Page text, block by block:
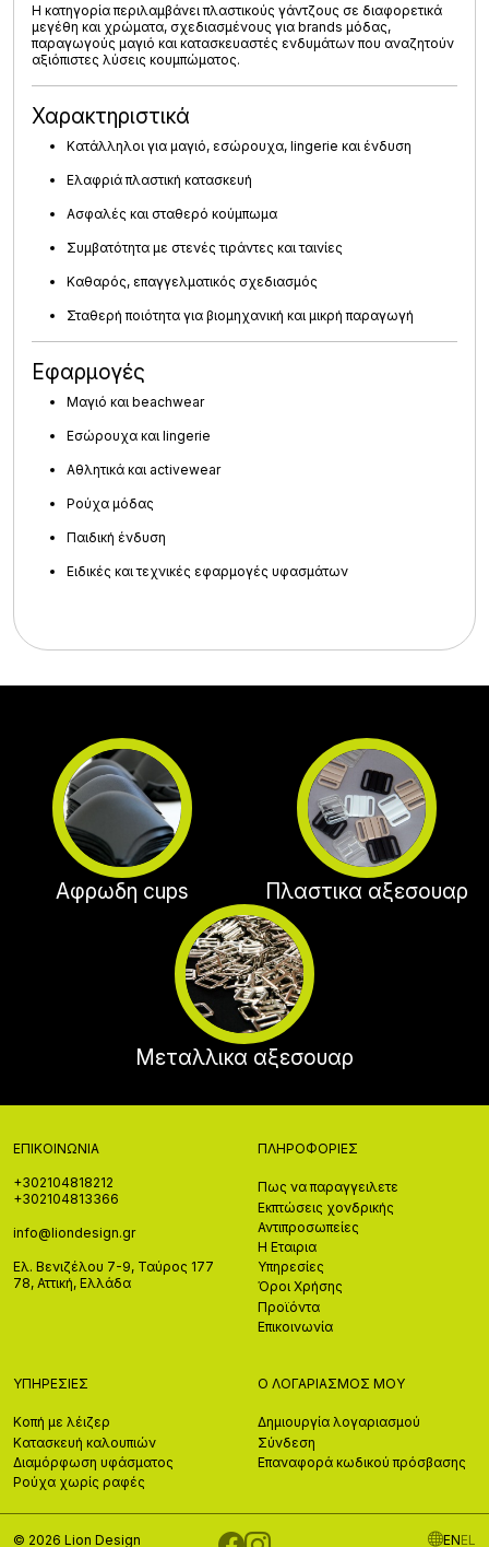
Η κατηγορία περιλαμβάνει πλαστικούς γάντζους σε διαφορετικά
μεγέθη και χρώματα, σχεδιασμένους για brands μόδας,
παραγωγούς μαγιό και κατασκευαστές ενδυμάτωνπου αναζητούν
αξιόπιστες λύσεις κουμπώματος.
Χαρακτηριστικά
Κατάλληλοι για μαγιό, εσώρουχα, lingerie και ένδυση
Ελαφριά πλαστική κατασκευή
Ασφαλές και σταθερό κούμπωμα
Συμβατότητα με στενές τιράντες και ταινίες
Καθαρός, επαγγελματικός σχεδιασμός
Σταθερή ποιότητα για βιομηχανική και μικρή παραγωγή
Εφαρμογές
Μαγιό και beachwear
Εσώρουχα και lingerie
Αθλητικά και activewear
Ρούχα μόδας
Παιδική ένδυση
Ειδικές και τεχνικές εφαρμογές υφασμάτων
Αφρωδη cups Πλαστικα αξεσουαρ
Μεταλλικα αξεσουαρ
ΕΠΙΚΟΙΝΩΝΊΑ
+302104818212
+302104813366
info@liondesign.gr
Ελ. Βενιζέλου 7-9, Ταύρος 177
78, Αττική, Ελλάδα
ΠΛΗΡΟΦΟΡΊΕΣ
Πως να παραγγειλετε
Εκπτώσεις χονδρικής
Αντιπροσωπείες
Η Εταιρια
Υπηρεσίες
Όροι Χρήσης
Προϊόντα
Επικοινωνία
ΥΠΗΡΕΣΊΕΣ
Κοπή με λέιζερ
Κατασκευή καλουπιών
Διαμόρφωση υφάσματος
Ρούχα χωρίς ραφές
Ο ΛΟΓΑΡΙΑΣΜΌΣ ΜΟΥ
Δημιουργία λογαριασμού
Σύνδεση
Επαναφορά κωδικού πρόσβασης
© 2026 Lion Design ENEL